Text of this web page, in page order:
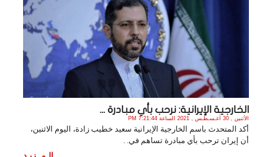
الخارجية الإيرانية: نرحب بأي مبادرة ...
الأثنين , 30 أغـسـطـس , 2021 الساعة 7:21:44 PM
أكد المتحدث باسم الخارجية الإيرانية سعيد خطيب زادة، اليوم الاثنين،
أن إيران ترحب بأي مبادرة تساهم في. .